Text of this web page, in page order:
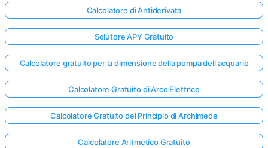
Calcolatore di Antiderivata
Solutore APY Gratuito
Calcolatore gratuito per la dimensione della pompa dell'acquario
Calcolatore Gratuito di Arco Elettrico
Calcolatore Gratuito del Principio di Archimede
Calcolatore Aritmetico Gratuito